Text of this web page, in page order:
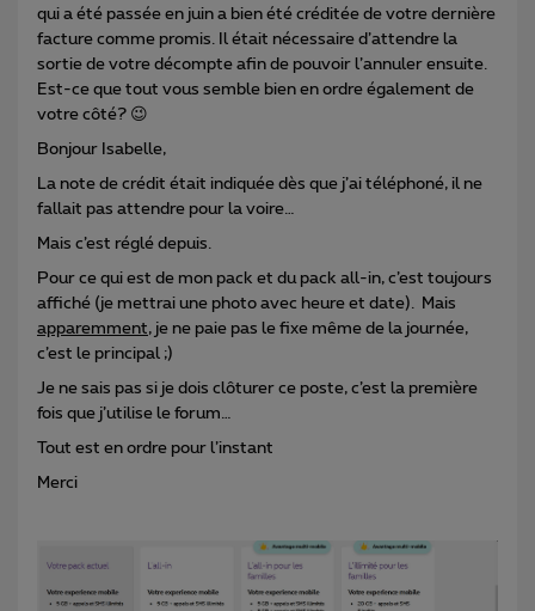
qui a été passée en juin a bien été créditée de votre dernière
facture comme promis. Il était nécessaire d’attendre la
sortie de votre décompte afin de pouvoir l’annuler ensuite.
Est-ce que tout vous semble bien en ordre également de
votre côté? 😉
Bonjour Isabelle,
La note de crédit était indiquée dès que j’ai téléphoné, il ne
fallait pas attendre pour la voire…
Mais c’est réglé depuis.
Pour ce qui est de mon pack et du pack all-in, c’est toujours
affiché (je mettrai une photo avec heure et date). Mais
apparemment, je ne paie pas le fixe même de la journée,
c’est le principal ;)
Je ne sais pas si je dois clôturer ce poste, c’est la première
fois que j’utilise le forum…
Tout est en ordre pour l’instant
Merci